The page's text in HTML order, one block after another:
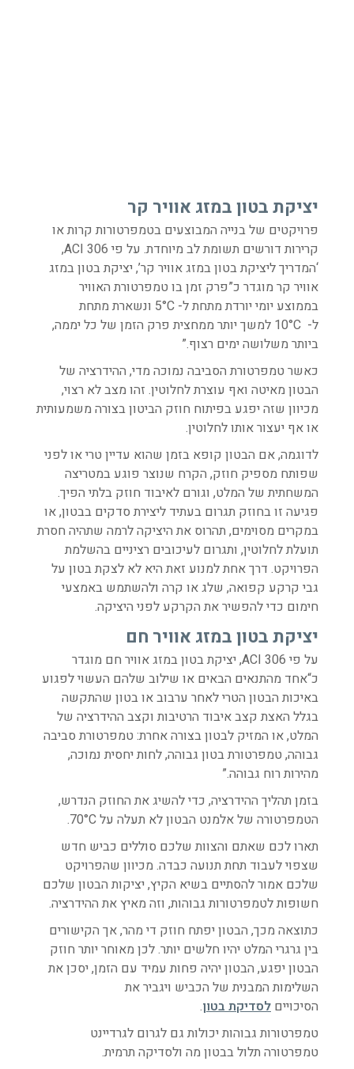
יציקת בטון במזג אוויר קר
פרויקטים של בנייה המבוצעים בטמפרטורות קרות או
קרירות דורשים תשומת לב מיוחדת. על פי ACI 306,
‘המדריך ליציקת בטון במזג אוויר קר’, יציקת בטון במזג
אוויר קר מוגדר כ”פרק זמן בו טמפרטורת האוויר
בממוצע יומי יורדת מתחת ל- 5°C ונשארת מתחת
ל-
למשך יותר ממחצית פרק הזמן של כל יממה,
ביותר משלושה ימים רצוף.”
כאשר טמפרטורת הסביבה נמוכה מדי, ההידרציה של
הבטון מאיטה ואף עוצרת לחלוטין. זהו מצב לא רצוי,
מכיוון שזה יפגע בפיתוח חוזק הביטון בצורה משמעותית
או אף יעצור אותו לחלוטין.
לדוגמה, אם הבטון קופא בזמן שהוא עדיין טרי או לפני
שפותח מספיק חוזק, הקרח שנוצר פוגע במטריצה
המשחתית של המלט, וגורם לאיבוד חוזק בלתי הפיך.
פגיעה זו בחוזק תגרום בעתיד ליצירת סדקים בבטון, או
במקרים מסוימים, תהרוס את היציקה לרמה שתהיה חסרת
תועלת לחלוטין, ותגרום לעיכובים רציניים בהשלמת
הפרויקט. דרך אחת למנוע זאת היא לא לצקת בטון על
גבי קרקע קפואה, שלג או קרה ולהשתמש באמצעי
חימום כדי להפשיר את הקרקע לפני היציקה.
יציקת בטון במזג אוויר חם
על פי ACI 306, יציקת בטון במזג אוויר חם מוגדר
כ“אחד מהתנאים הבאים או שילוב שלהם העשוי לפגוע
באיכות הבטון הטרי לאחר ערבוב או בטון שהתקשה
בגלל האצת קצב איבוד הרטיבות וקצב ההידרציה של
המלט, או המזיק לבטון בצורה אחרת: טמפרטורת סביבה
גבוהה, טמפרטורת בטון גבוהה, לחות יחסית נמוכה,
מהירות רוח גבוהה.”
בזמן תהליך ההידרציה, כדי להשיג את החוזק הנדרש,
הטמפרטורה של אלמנט הבטון לא תעלה על 70°C.
תארו לכם שאתם והצוות שלכם סוללים כביש חדש
שצפוי לעבוד תחת תנועה כבדה. מכיוון שהפרויקט
שלכם אמור להסתיים בשיא הקיץ, יציקות הבטון שלכם
חשופות לטמפרטורות גבוהות, וזה מאיץ את ההידרציה.
כתוצאה מכך, הבטון יפתח חוזק די מהר, אך הקישורים
בין גרגרי המלט יהיו חלשים יותר. לכן מאוחר יותר חוזק
הבטון יפגע, הבטון יהיה פחות עמיד עם הזמן, יסכן את
השלימות המבנית של הכביש ויגביר את
הסיכויים לסדיקת בטון.
טמפרטורות גבוהות יכולות גם לגרום לגרדיינט
טמפרטורה תלול בבטון מה ולסדיקה תרמית.